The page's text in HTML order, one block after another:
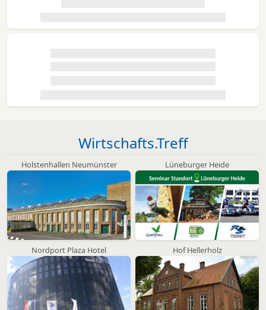
Wirtschafts.Treff
Holstenhallen Neumünster Lüneburger Heide
Nordport Plaza Hotel Hof Hellerholz